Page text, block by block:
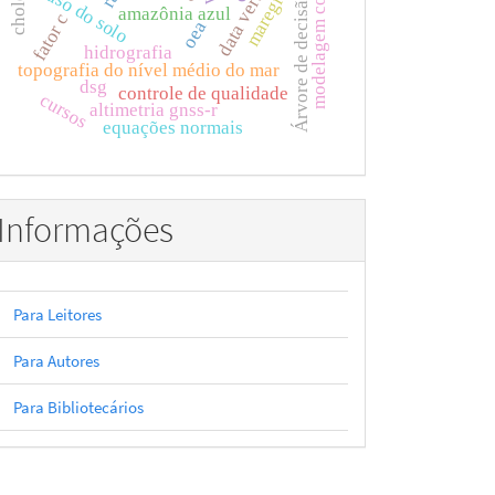
topografia do nível médio do mar
amazônia azul
uso do solo Árvore de decisão
controle de qualidade
altimetria gnss-r
hidrografia
dsg
fator c
equações normais
oea
cursos
Informações
Para Leitores
Para Autores
Para Bibliotecários